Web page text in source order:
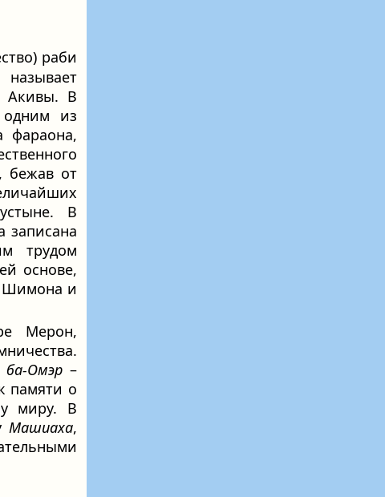
раби
называет
Акивы. В
из
бежав от
В
записана
трудом
основе,
Шимона и
Мерон,
ба-Омэр –
памяти о
миру. В
Машиаха,